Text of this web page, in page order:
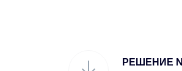
РЕШЕНИЕ №